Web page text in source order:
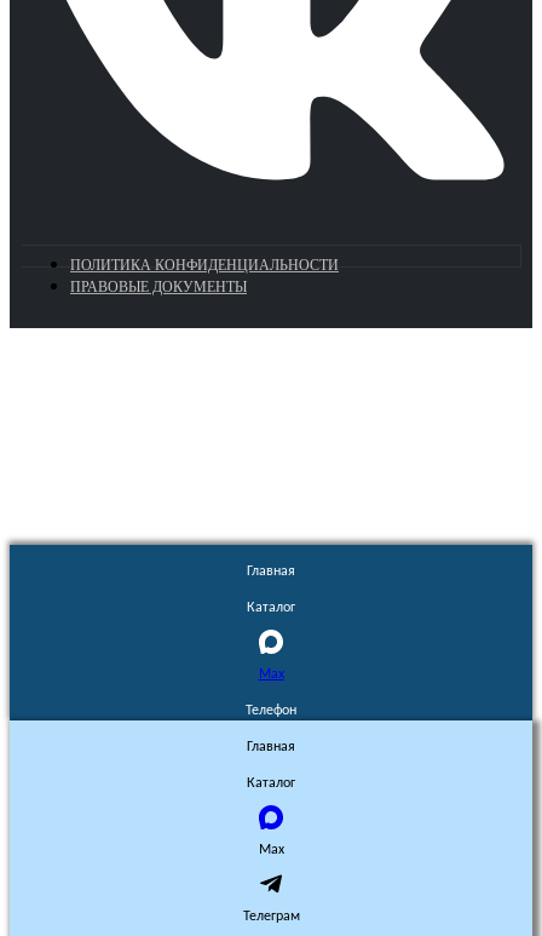
ПОЛИТИКА КОНФИДЕНЦИАЛЬНОСТИ
ПРАВОВЫЕ ДОКУМЕНТЫ
Главная
Каталог
Max
Телефон
Главная
Каталог
Max
Телеграм